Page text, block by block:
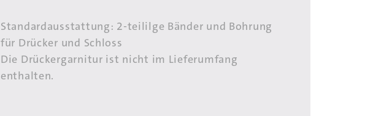
Standardausstattung: 2-teililge Bänder und Bohrung
für Drücker und Schloss
Die Drückergarnitur ist nicht im Lieferumfang
enthalten.